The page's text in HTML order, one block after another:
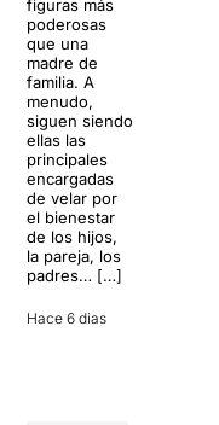
figuras más
poderosas
que una
madre de
familia. A
menudo,
siguen siendo
ellas las
principales
encargadas
de velar por
el bienestar
de los hijos,
la pareja, los
padres… […]
Hace 6 dias